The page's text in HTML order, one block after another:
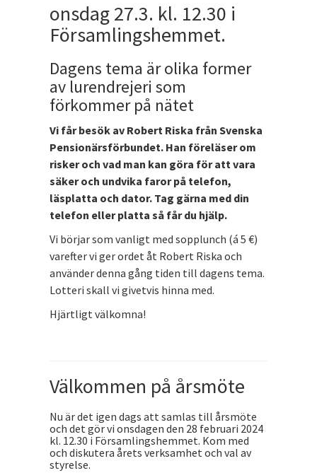
onsdag 27.3. kl. 12.30 i
Församlingshemmet.
Dagens tema är olika former
av lurendrejeri som
förkommer på nätet
Vi får besök av Robert Riska från Svenska
Pensionärsförbundet. Han föreläser om
risker och vad man kan göra för att vara
säker och undvika faror på telefon,
läsplatta och dator. Tag gärna med din
telefon eller platta så får du hjälp.
Vi börjar som vanligt med sopplunch (á 5 €)
varefter vi ger ordet åt Robert Riska och
använder denna gång tiden till dagens tema.
Lotteri skall vi givetvis hinna med.
Hjärtligt välkomna!
Välkommen på årsmöte
Nu är det igen dags att samlas till årsmöte
och det gör vi onsdagen den 28 februari 2024
kl. 12.30 i Församlingshemmet. Kom med
och diskutera årets verksamhet och val av
styrelse.